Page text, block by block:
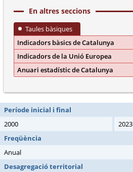
En altres seccions
Taules bàsiques
Indicadors bàsics de Catalunya
Indicadors de la Unió Europea
Anuari estadístic de Catalunya
Període inicial i final
2000
2023
Freqüència
Anual
Desagregació territorial